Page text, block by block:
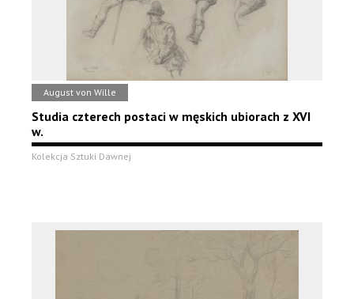
August von Wille
Studia czterech postaci w męskich ubiorach z XVI
w.
Kolekcja Sztuki Dawnej